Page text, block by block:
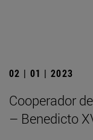
02 | 01 | 2023
Cooperador
– Benedicto